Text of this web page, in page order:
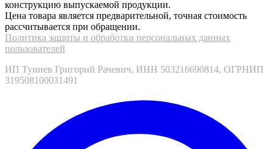
конструкцию выпускаемой продукции.
Цена товара является предварительной, точная стоимость
рассчитывается при обращении.
Политика защиты и обработки персональных данных
пользователей
ИП Туниев Григорий Рачевич, ИНН 503216690814, ОГРНИП
319508100031491